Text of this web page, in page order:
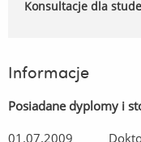
Konsultacje dla
Informacje
Posiadane dyplomy i
01.07.2009